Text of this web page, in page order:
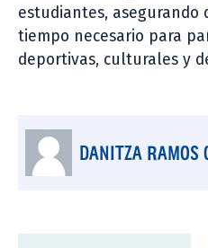
estudiantes, asegurando
tiempo necesario para
deportivas, culturales y
DANITZA RAMOS